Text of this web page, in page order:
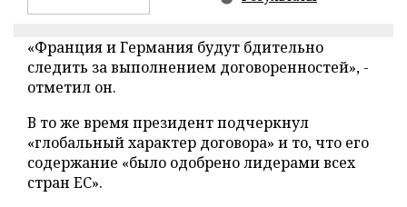
«Франция и Германия будут бдительно
следить за выполнением договоренностей», -
отметил он.
В то же время президент подчеркнул
«глобальный характер договора» и то, что его
содержание «было одобрено лидерами всех
стран ЕС».